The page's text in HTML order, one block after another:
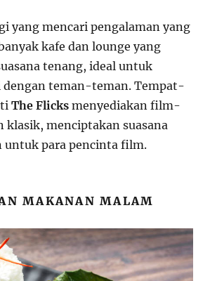
yang mencari pengalaman yang
kafe dan lounge yang
tenang, ideal untuk
dengan teman-teman. Tempat-
The Flicks menyediakan film-
klasik, menciptakan suasana
untuk para pencinta film.
MAKANAN MALAM